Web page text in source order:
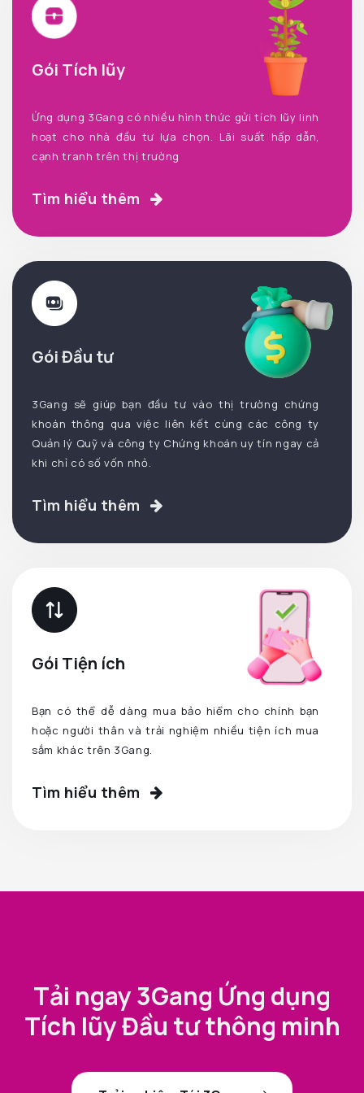
Gói Tích lũy
Ứng dụng 3Gang có nhiều hình thức gửi tích lũy linh
hoạt cho nhà đầu tư lựa chọn. Lãi suất hấp dẫn,
cạnh tranh trên thị trường
Tìm hiểu thêm
Gói Đầu tư
3Gang sẽ giúp bạn đầu tư vào thị trường chứng
khoán thông qua việc liên kết cùng các công ty
Quản lý Quỹ và công ty Chứng khoán uy tín ngay cả
khi chỉ có số vốn nhỏ.
Tìm hiểu thêm
Gói Tiện ích
Bạn có thể dễ dàng mua bảo hiểm cho chính bạn
hoặc người thân và trải nghiệm nhiều tiện ích mua
sắm khác trên 3Gang.
Tìm hiểu thêm
Tải ngay 3Gang Ứng dụng
Tích lũy Đầu tư thông minh